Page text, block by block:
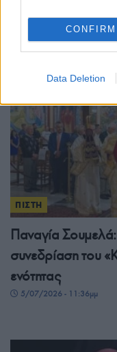
CONFIRM
Data Deletion
7/07/2026 - 5:37μμ
ΠΙΣΤΗ
Παναγία Σουμελά:
συνεδρίαση του
ενότητας
5/07/2026 - 11:36μμ